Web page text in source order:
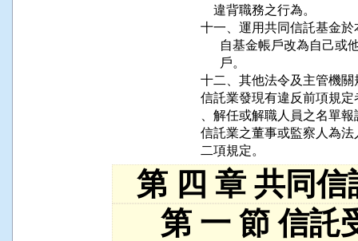
    違背職務之行為。
十一、運用共同信託基金
自基金帳戶改為自己
      戶。
十二、其他法令及主管機
信託業發現有違反前項規
、解任或解職人員之名單
信託業之董事或監察人為
二項規定。
第 四 章 共同信
第 一 節 信託